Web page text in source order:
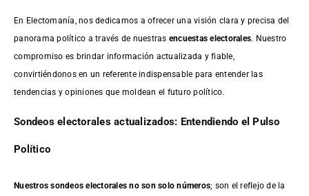
En Electomanía, nos dedicamos a ofrecer una visión clara y precisa del
panorama político a través de nuestras encuestas electorales. Nuestro
compromiso es brindar información actualizada y fiable,
convirtiéndonos en un referente indispensable para entender las
tendencias y opiniones que moldean el futuro político.
Sondeos electorales actualizados: Entendiendo el Pulso
Político
Nuestros sondeos electorales no son solo números; son el reflejo de la